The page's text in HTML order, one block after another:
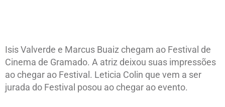
Isis Valverde e Marcus Buaiz chegam ao Festival de
Cinema de Gramado. A atriz deixou suas impressões
ao chegar ao Festival. Leticia Colin que vem a ser
jurada do Festival posou ao chegar ao evento.